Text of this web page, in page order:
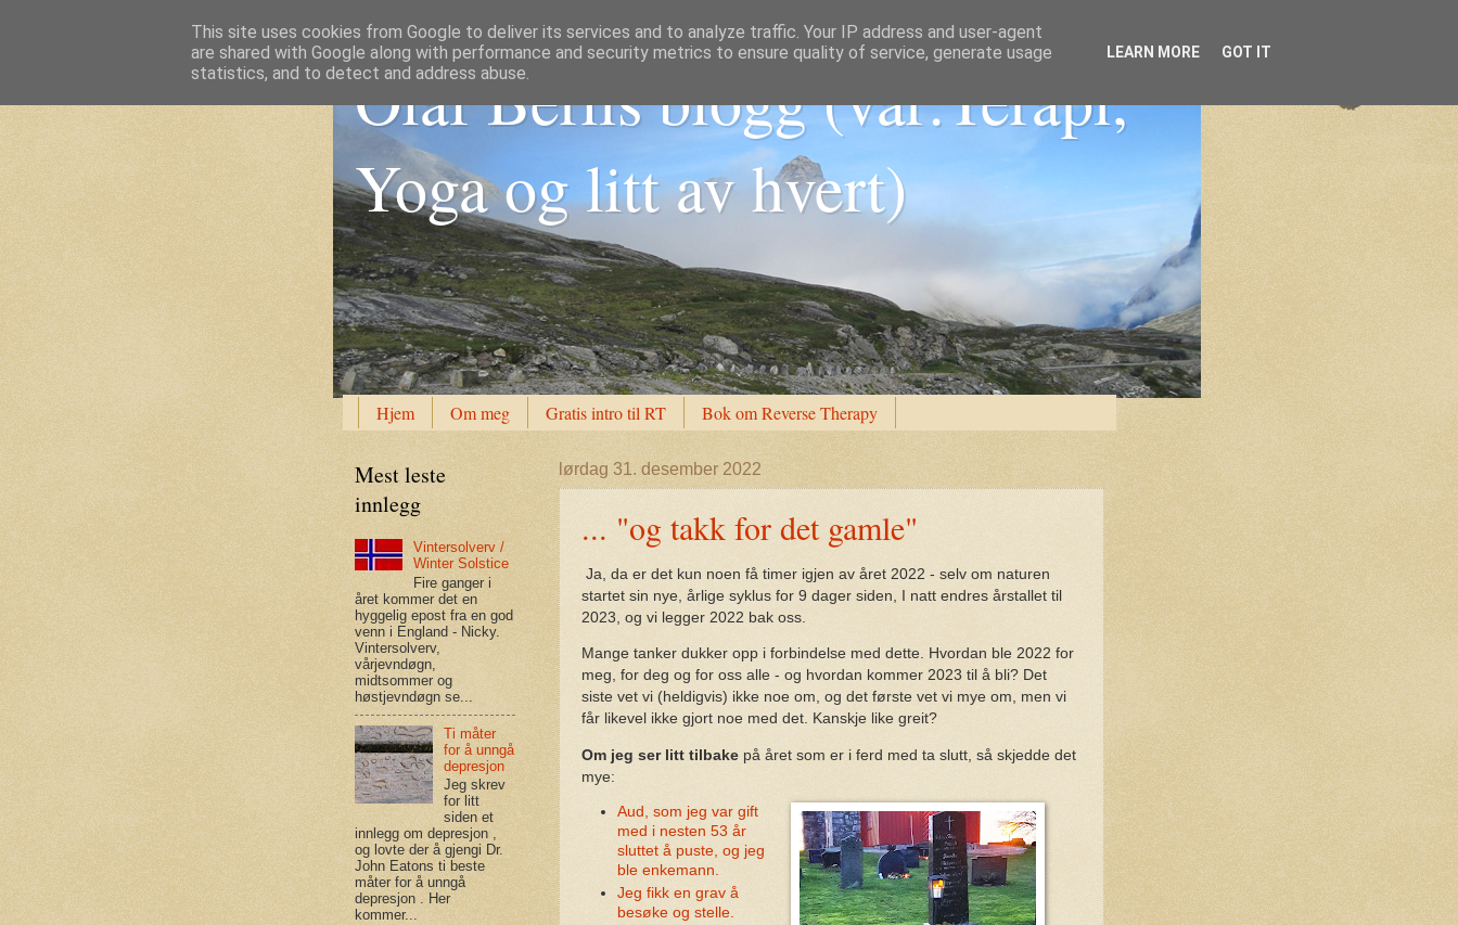
Olaf Berlis blogg (var:Terapi,
Yoga og litt av hvert)
Hjem Om meg Gratis intro til RT Bok om Reverse Therapy
lørdag 31. desember 2022
... "og takk for det gamle"
Ja, da er det kun noen få timer igjen av året 2022 - selv om naturen
startet sin nye, årlige syklus for 9 dager siden, I natt endres årstallet til
2023, og vi legger 2022 bak oss.
Mange tanker dukker opp i forbindelse med dette. Hvordan ble 2022 for
meg, for deg og for oss alle - og hvordan kommer 2023 til å bli? Det
siste vet vi (heldigvis) ikke noe om, og det første vet vi mye om, men vi
får likevel ikke gjort noe med det. Kanskje like greit?
Om jeg ser litt tilbakepå året som er i ferd med ta slutt, så skjedde det
mye:
Aud, som jeg var gift
med i nesten 53 år
sluttet å puste, og jeg
ble enkemann.
Jeg fikk en grav å
besøke og stelle.
Mest leste
innlegg
Vintersolverv /
Winter Solstice
Fire ganger i
året kommer det en
hyggelig epost fra en god
venn i England - Nicky.
Vintersolverv,
vårjevndøgn,
midtsommer og
høstjevndøgn se...
Ti måter
for å unngå
depresjon
Jeg skrev
for litt
siden et
innlegg om depresjon ,
og lovte der å gjengi Dr.
John Eatons ti beste
måter for å unngå
depresjon . Her
kommer...
This site uses cookies from Google to deliver its services and to analyze traffic. Your IP address and user-agent
are shared with Google along with performance and security metrics to ensure quality of service, generate usage
statistics, and to detect and address abuse.
LEARN MORE GOT IT